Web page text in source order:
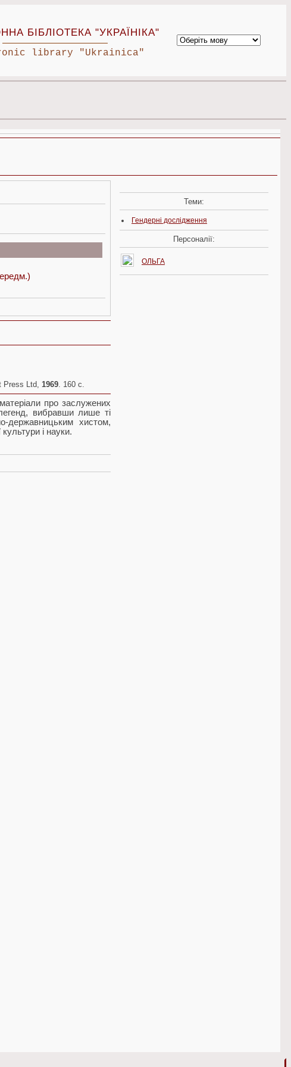
БІБЛІОТЕКА "УКРАЇНІКА"
library "Ukrainica"
Press Ltd, 1969. 160 c.
про заслужених
легенд, вибравши лише ті
державницьким хистом,
і науки.
Теми:
Гендерні дослідження
Персоналії:
ОЛЬГА